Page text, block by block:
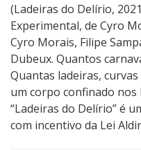
(Ladeiras do Delírio,
Experimental, de Cyro
Cyro Morais, Filipe
Dubeux. Quantos
Quantas ladeiras,
um corpo confinado nos
“Ladeiras do Delírio” é
com incentivo da Lei